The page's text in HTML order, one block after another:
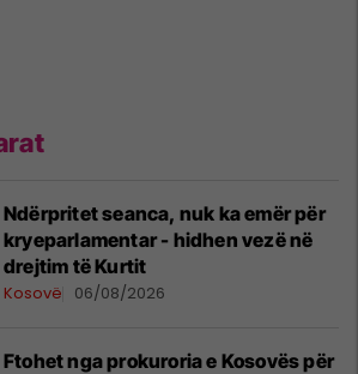
Ndërpritet seanca, nuk ka emër për
kryeparlamentar - hidhen vezë në
drejtim të Kurtit
Kosovë 06/08/2026
Ftohet nga prokuroria e Kosovës për